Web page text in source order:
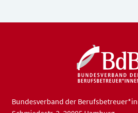
Bundesverband der